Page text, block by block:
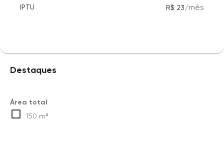
IPTU R$ 23/mês
Destaques
Área total
150 m²